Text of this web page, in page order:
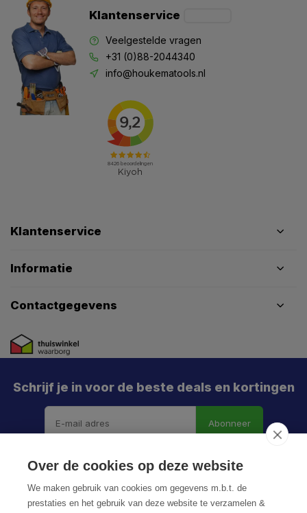
Klantenservice
Veelgestelde vragen
+31 (0)88-2044340
info@houkematools.nl
Klantenservice
Informatie
Contactgegevens
Schrijf je in voor de beste deals en kortingen
Abonneer
Over de cookies op deze website
We maken gebruik van cookies om gegevens m.b.t. de
prestaties en het gebruik van deze website te verzamelen &